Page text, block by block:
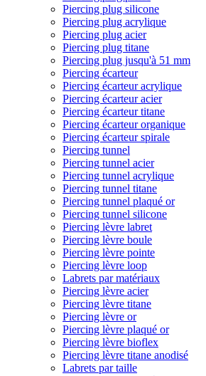
Piercing plug silicone
Piercing plug acrylique
Piercing plug acier
Piercing plug titane
Piercing plug jusqu'à 51 mm
Piercing écarteur
Piercing écarteur acrylique
Piercing écarteur acier
Piercing écarteur titane
Piercing écarteur organique
Piercing écarteur spirale
Piercing tunnel
Piercing tunnel acier
Piercing tunnel acrylique
Piercing tunnel titane
Piercing tunnel plaqué or
Piercing tunnel silicone
Piercing lèvre labret
Piercing lèvre boule
Piercing lèvre pointe
Piercing lèvre loop
Labrets par matériaux
Piercing lèvre acier
Piercing lèvre titane
Piercing lèvre or
Piercing lèvre plaqué or
Piercing lèvre bioflex
Piercing lèvre titane anodisé
Labrets par taille